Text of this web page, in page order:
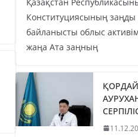
Конституциясының заңды
байланысты облыс
жаңа Ата заңның